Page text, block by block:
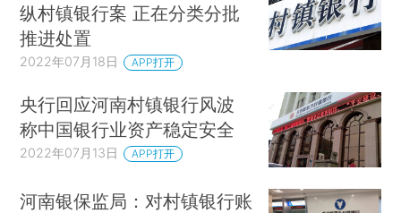
纵村镇银行案 正在分类分批
推进处置
2022年07月18日 APP打开
央行回应河南村镇银行风波
称中国银行业资产稳定安全
2022年07月13日 APP打开
河南银保监局：对村镇银行账